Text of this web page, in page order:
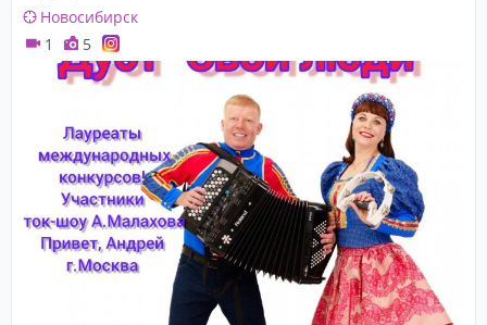
Новосибирск
1
5